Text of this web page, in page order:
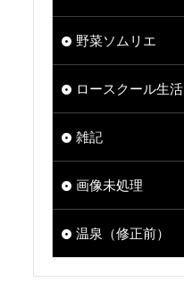
野菜ソムリエ
ロースクール生活
雑記
画像未処理
温泉（修正前）